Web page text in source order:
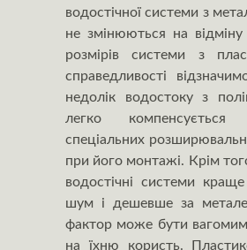
водостічної системи з
не змінюються на відміну
розмірів системи з
справедливості
недолік водостоку з
легко компенсується
спеціальних
при його монтажі. Крім
водостічні системи
шум і дешевше за
фактор може бути
на їхню користь.